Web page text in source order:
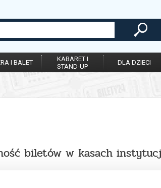
I BALET
KABARET I
STAND-UP
DLA DZIECI
biletów w kasach